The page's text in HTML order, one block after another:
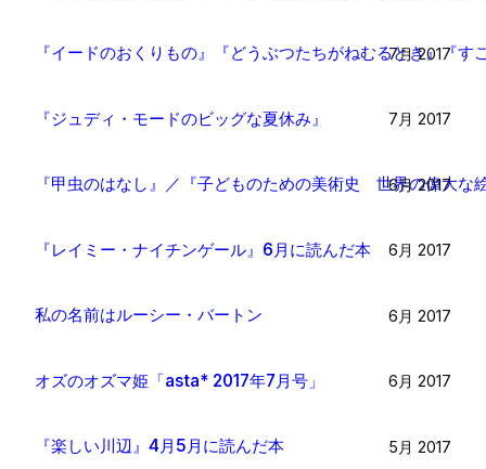
『イードのおくりもの』『どうぶつたちがねむるとき』『
7月 2017
『ジュディ・モードのビッグな夏休み』 7月 2017
『甲虫のはなし』／『子どものための美術史 世界の偉大な
6月 2017
『レイミー・ナイチンゲール』6月に読んだ本 6月 2017
私の名前はルーシー・バートン 6月 2017
オズのオズマ姫「asta* 2017年7月号」 6月 2017
『楽しい川辺』4月5月に読んだ本 5月 2017